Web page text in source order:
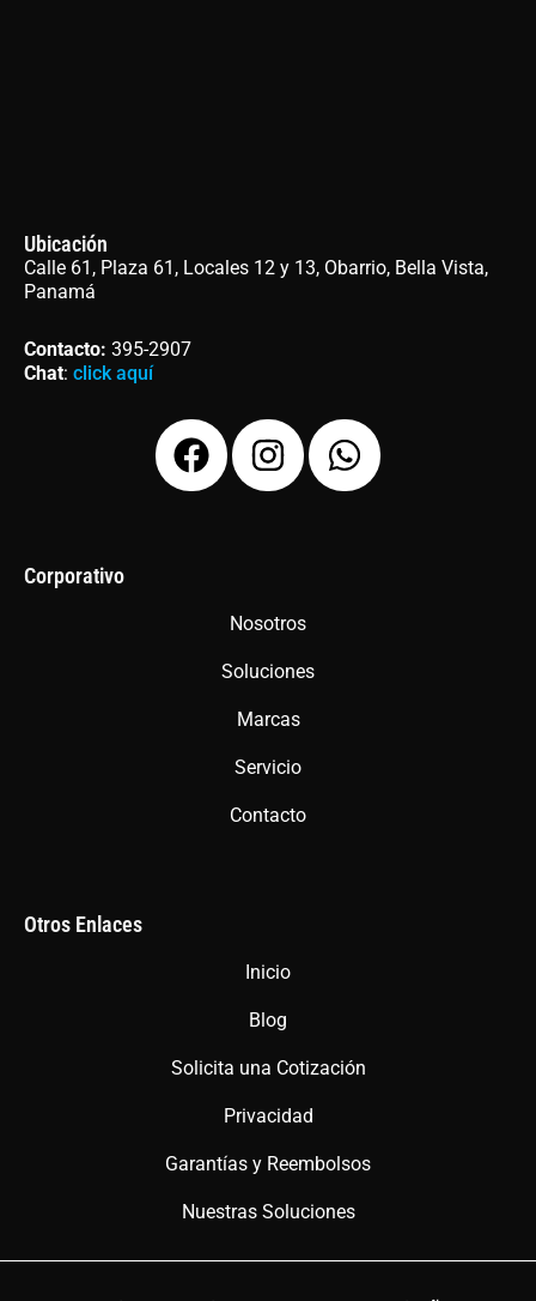
Ubicación
Calle 61, Plaza 61, Locales 12 y 13, Obarrio, Bella Vista,
Panamá
Contacto: 395-2907
Chat: click aquí
F
a
I
n
g
a
m
W
h
Corporativo
Nosotros
Soluciones
Marcas
Servicio
Contacto
Otros Enlaces
Inicio
Blog
Solicita una Cotización
Privacidad
Garantías y Reembolsos
Nuestras Soluciones